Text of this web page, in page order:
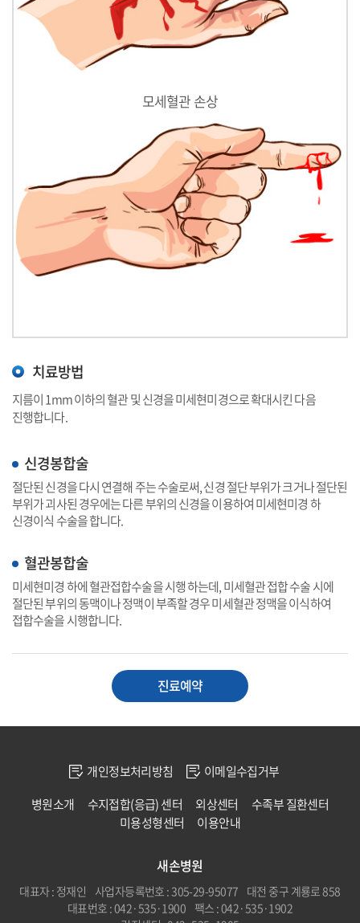
모세혈관 손상
치료방법
지름이 1mm 이하의 혈관 및 신경을 미세현미경으로 확대시킨 다음
진행합니다.
신경봉합술
절단된 신경을 다시 연결해 주는 수술로써, 신경 절단 부위가 크거나 절단된
부위가 괴사된 경우에는 다른 부위의 신경을 이용하여 미세현미경 하
신경이식 수술을 합니다.
혈관봉합술
미세현미경 하에 혈관접합수술을 시행 하는데, 미세혈관 접합 수술 시에
절단된 부위의 동맥이나 정맥이 부족할 경우 미세혈관 정맥을 이식하여
접합수술을 시행합니다.
진료예약
개인정보처리방침
이메일수집거부
병원소개
수지접합(응급) 센터 외상센터
수족부 질환센터
미용성형센터
이용안내
새손병원
대표자 : 정재인 사업자등록번호 : 305-29-95077 대전 중구 계룡로 858
대표번호 : 042·535·1900 팩스 : 042·535·1902